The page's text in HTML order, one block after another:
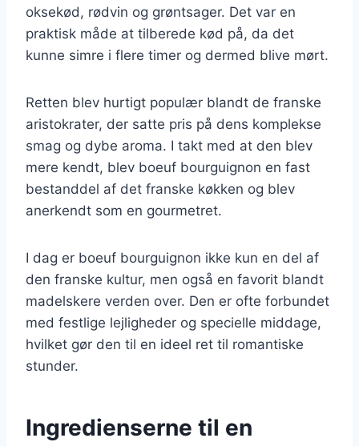
oksekød, rødvin og grøntsager. Det var en
praktisk måde at tilberede kød på, da det
kunne simre i flere timer og dermed blive mørt.
Retten blev hurtigt populær blandt de franske
aristokrater, der satte pris på dens komplekse
smag og dybe aroma. I takt med at den blev
mere kendt, blev boeuf bourguignon en fast
bestanddel af det franske køkken og blev
anerkendt som en gourmetret.
I dag er boeuf bourguignon ikke kun en del af
den franske kultur, men også en favorit blandt
madelskere verden over. Den er ofte forbundet
med festlige lejligheder og specielle middage,
hvilket gør den til en ideel ret til romantiske
stunder.
Ingredienserne til en